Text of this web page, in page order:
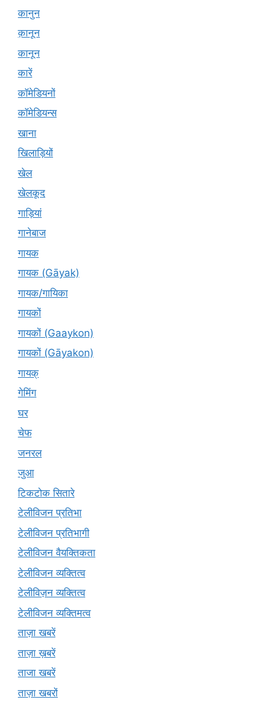
कानुन
क़ानून
कानून
कारें
कॉमेडियनों
कॉमेडियन्स
खाना
खिलाड़ियों
खेल
खेलकूद
गाड़ियां
गानेबाज
गायक
गायक (Gāyak)
गायक/गायिका
गायकों
गायकों (Gaaykon)
गायकों (Gāyakon)
गायक्
गेमिंग
घर
चेफ
जनरल
जुआ
टिकटोक सितारे
टेलीविजन प्रतिभा
टेलीविजन प्रतिभागी
टेलीविजन वैयक्तिकता
टेलीविजन व्यक्तित्व
टेलीविज़न व्यक्तित्व
टेलीविजन व्यक्तिमत्व
ताज़ा खबरें
ताज़ा ख़बरें
ताजा खबरें
ताज़ा खबरों